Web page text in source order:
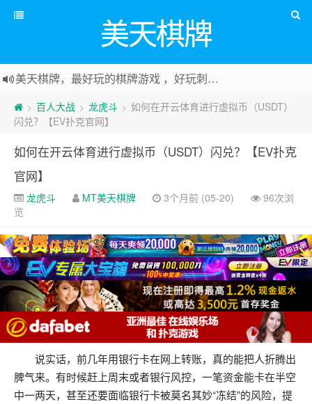
美天棋牌
美天棋牌，最好玩的棋牌游戏 ，好玩刺激可以赚Money，传送门：
> 百人大战 > 龙虎斗 > 如何在开云体育进行虚拟币（USDT）
闪兑？【EV扑克官网】
如何在开云体育进行虚拟币（USDT）闪兑？【EV扑克
官网】
龙虎斗 MT美天棋牌 3个月前 (05-20)
96次浏
览
说实话，前几年用银行卡在网上转账，真的能把人折腾出
脾气来。有时候赶上周末或者银行风控，一笔资金能卡在半空
中一两天，甚至还要面临银行卡被莫名其妙“冻结”的风险，提